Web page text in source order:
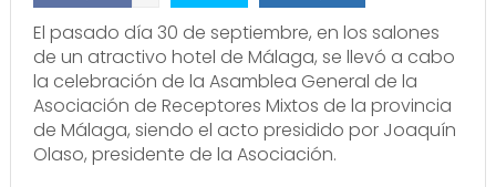
El pasado día 30 de septiembre, en los salones
de un atractivo hotel de Málaga, se llevó a cabo
la celebración de la Asamblea General de la
Asociación de Receptores Mixtos de la provincia
de Málaga, siendo el acto presidido por Joaquín
Olaso, presidente de la Asociación.